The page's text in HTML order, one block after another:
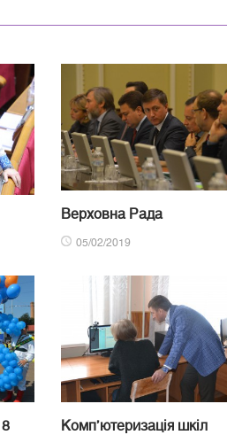
Верховна Рада
05/02/2019
Комп’ютеризація шкіл